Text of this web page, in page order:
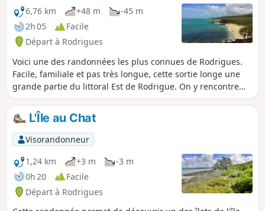
longueur. Bien regarder où vous allez.
6,76 km
+48 m
-45 m
2h 05
Facile
Départ à Rodrigues
Voici une des randonnées les plus connues de Rodrigues.
Facile, familiale et pas très longue, cette sortie longe une
grande partie du littoral Est de Rodrigue. On y rencontre
des criques et des plages de sable fin qui se succèdent et
qui sont toutes aussi belles les unes que les autres. C'est
l'occasion idéale pour faire trempette. Cette randonnée
offre de beaux points de vue sur la région. On comprend
ainsi facilement pourquoi Rodrigues est surnommé "la
Perle des Mascareignes".
L'Île au Chat
Visorandonneur
1,24 km
+3 m
-3 m
0h 20
Facile
Départ à Rodrigues